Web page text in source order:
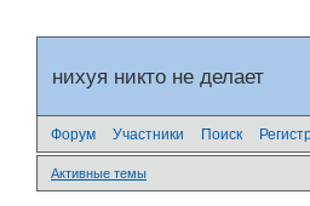
нихуя никто не делает
Форум Участники Поиск
Активные темы